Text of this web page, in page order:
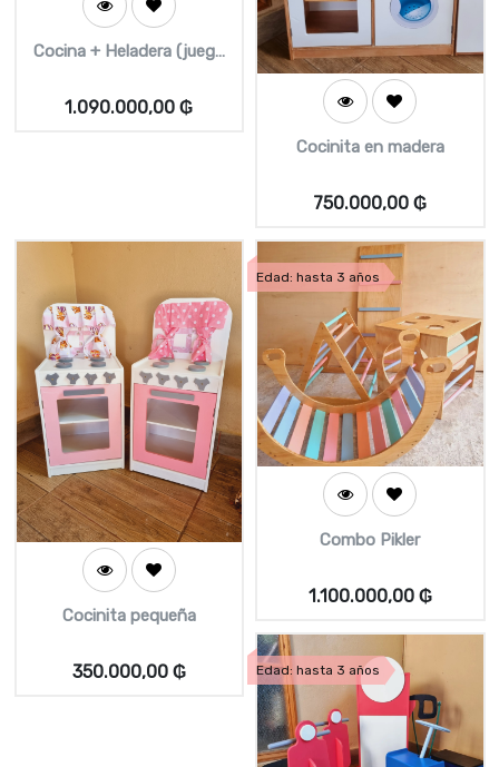
Cocina + Heladera (juego
1.090.000,00 ₲
Cocinita en madera
750.000,00 ₲
Cocinita pequeña
350.000,00₲
Edad: hasta 3 años
Combo Pikler
1.100.000,00₲
Edad: hasta 3 años